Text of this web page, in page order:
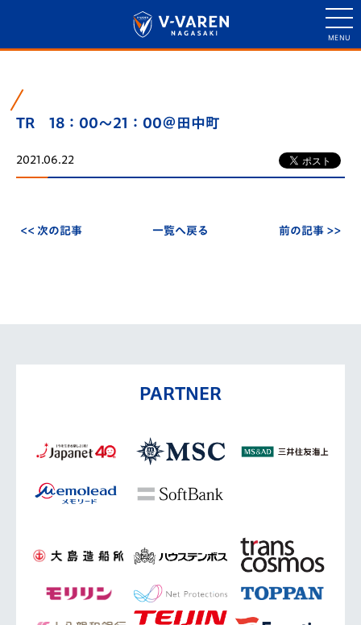
TR 18：00～21：00＠田中町
2021.06.22
<< 次の記事 一覧へ戻る 前の記事 >>
PARTNER